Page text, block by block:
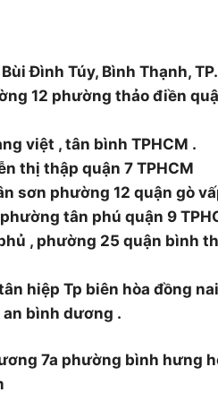
Đình Túy, Bình Thạnh,
12 phường thảo điền
việt , tân bình TPHCM .
thị thập quận 7 TPHCM
sơn phường 12 quận gò
tân phú quận 9
, phường 25 quận bình
hiệp Tp biên hòa đồng
bình dương .
7a phường bình hưng